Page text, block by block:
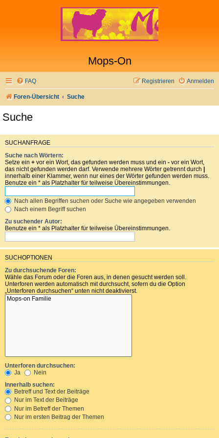
Mops-On
FAQ Anmelden
Registrieren
Foren-Übersicht Suche
Suche
SUCHANFRAGE
Suche nach Wörtern:
Setze ein + vor ein Wort, das gefunden werden muss und ein - vor ein Wort,
das nicht gefunden werden darf. Verwende mehrere Wörter getrennt durch |
innerhalb einer Klammer, wenn nur eines der Wörter gefunden werden muss.
Benutze ein * als Platzhalter für teilweise Übereinstimmungen.
Nach allen Begriffen suchen oder Suche wie angegeben verwenden
Nach einem Begriff suchen
Zu suchender Autor:
Benutze ein * als Platzhalter für teilweise Übereinstimmungen.
SUCHOPTIONEN
Zu durchsuchende Foren:
Wähle das Forum oder die Foren aus, in denen gesucht werden soll.
Unterforen werden automatisch mit durchsucht, sofern du die Option
„Unterforen durchsuchen“ unten nicht deaktivierst.
Unterforen durchsuchen:
Ja
Nein
Innerhalb suchen:
Betreff und Text der Beiträge
Nur im Text der Beiträge
Nur im Betreff der Themen
Nur im ersten Beitrag der Themen